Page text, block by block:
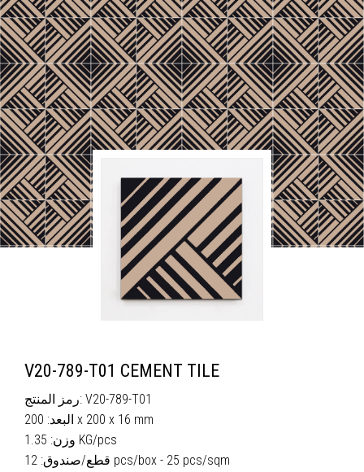
V20-789-T01 CEMENT TILE
رمز المنتج: V20-789-T01
البعد: 200 x 200 x 16 mm
وزن: 1.35 KG/pcs
قطع/صندوق: 12 pcs/box - 25 pcs/sqm